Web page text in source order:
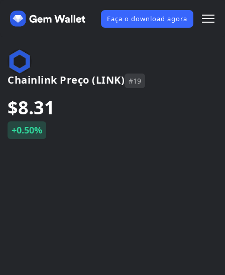
Faça o download agora
Chainlink Preço (LINK) #19
$8.31
+0.50%